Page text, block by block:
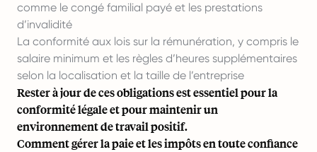
comme le congé familial payé et les prestations
d’invalidité
La conformité aux lois sur la rémunération, y compris le
salaire minimum et les règles d’heures supplémentaires
selon la localisation et la taille de l’entreprise
Rester à jour de ces obligations est essentiel pour la
conformité légale et pour maintenir un
environnement de travail positif.
Comment gérer la paie et les impôts en toute confiance